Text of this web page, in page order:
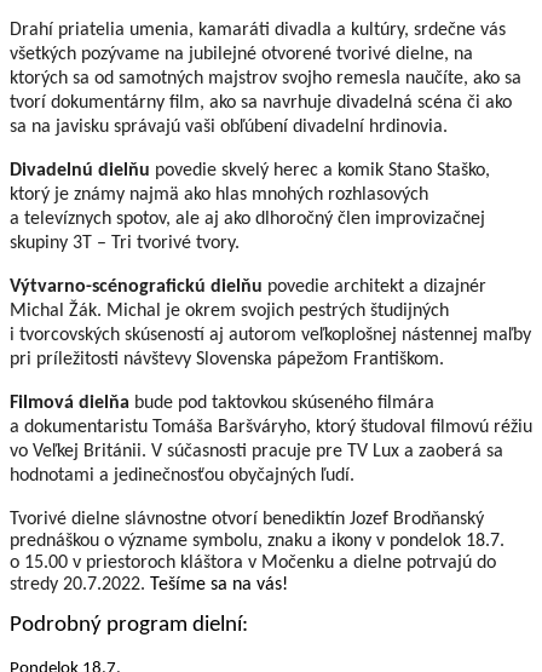
Drahí priatelia umenia, kamaráti divadla a kultúry, srdečne vás
všetkých pozývame na jubilejné otvorené tvorivé dielne, na
ktorých sa od samotných majstrov svojho remesla naučíte, ako sa
tvorí dokumentárny film, ako sa navrhuje divadelná scéna či ako
sa na javisku správajú vaši obľúbení divadelní hrdinovia.
Divadelnú dielňu povedie skvelý herec a komik Stano Staško,
ktorý je známy najmä ako hlas mnohých rozhlasových
a televíznych spotov, ale aj ako dlhoročný člen improvizačnej
skupiny 3T – Tri tvorivé tvory.
Výtvarno-scénografickú dielňu povedie architekt a dizajnér
Michal Žák. Michal je okrem svojich pestrých študijných
i tvorcovských skúseností aj autorom veľkoplošnej nástennej maľby
pri príležitosti návštevy Slovenska pápežom Františkom.
Filmová dielňa bude pod taktovkou skúseného filmára
a dokumentaristu Tomáša Baršváryho, ktorý študoval filmovú réžiu
vo Veľkej Británii. V súčasnosti pracuje pre TV Lux a zaoberá sa
hodnotami a jedinečnosťou obyčajných ľudí.
Tvorivé dielne slávnostne otvorí benediktín Jozef Brodňanský
prednáškou o význame symbolu, znaku a ikony v pondelok 18.7.
o 15.00 v priestoroch kláštora v Močenku a dielne potrvajú do
stredy 20.7.2022. Tešíme sa na vás!
Podrobný program dielní: